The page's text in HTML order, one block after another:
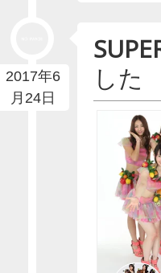
2017年6
月24日
した